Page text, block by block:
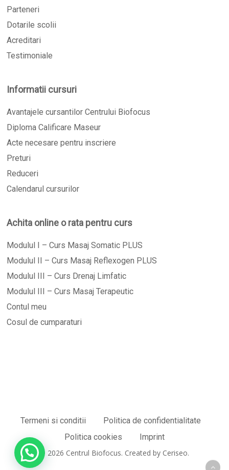
Sub-total: 0,00
Vezi Coșul Finalizare
Parteneri
Dotarile scolii
Acreditari
Testimoniale
Informatii cursuri
Avantajele cursantilor Centrului Biofocus
Diploma Calificare Maseur
Acte necesare pentru inscriere
Preturi
Reduceri
Calendarul cursurilor
Achita online o rata pentru curs
Modulul I – Curs Masaj Somatic PLUS
Modulul II – Curs Masaj Reflexogen PLUS
Modulul III – Curs Drenaj Limfatic
Modulul III – Curs Masaj Terapeutic
Contul meu
Cosul de cumparaturi
Termeni si conditii
Politica de confidentialitate
Politica cookies
Imprint
© 2026 Centrul Biofocus. Created by Ceriseo.